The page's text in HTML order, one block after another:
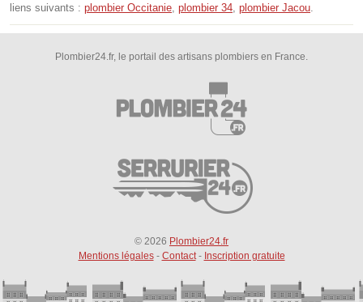
liens suivants : plombier Occitanie plombier 34 plombier Jacou
Plombier24.fr, le portail des artisans plombiers en France.
© 2026 Plombier24.fr
Mentions légales- Contact- Inscription gratuite